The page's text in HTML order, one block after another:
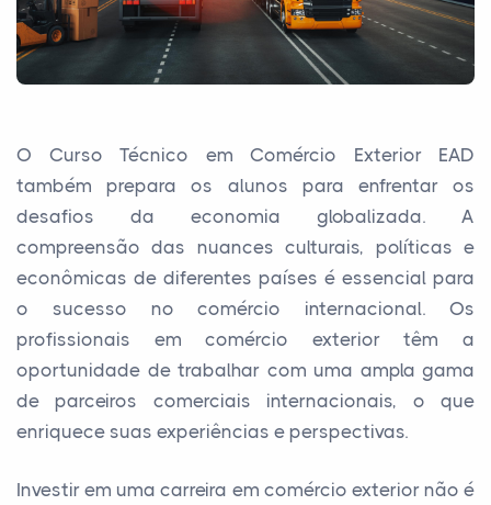
O Curso Técnico em Comércio Exterior EAD
também prepara os alunos para enfrentar os
desafios da economia globalizada. A
compreensão das nuances culturais, políticas e
econômicas de diferentes países é essencial para
o sucesso no comércio internacional. Os
profissionais em comércio exterior têm a
oportunidade de trabalhar com uma ampla gama
de parceiros comerciais internacionais, o que
enriquece suas experiências e perspectivas.
Investir em uma carreira em comércio exterior não é